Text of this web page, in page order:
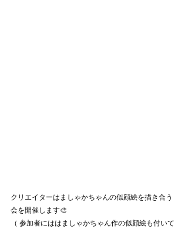
クリエイターはましゃかちゃんの似顔絵を描き合う
会を開催します🎨
（ 参加者にははましゃかちゃん作の似顔絵も付いて